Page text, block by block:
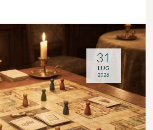
31
LUG
2026